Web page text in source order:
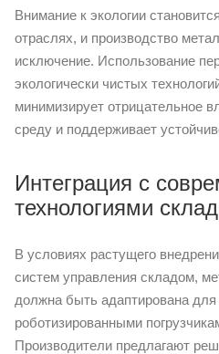
Внимание к экологии
отраслях, и производство
исключение. Использование
экологически чистых
минимизирует отрицательное
среду и поддерживает
Интеграция с
технологиями
В условиях растущего
систем управления складом,
должна быть адаптирована
роботизированными
Производители предлагают